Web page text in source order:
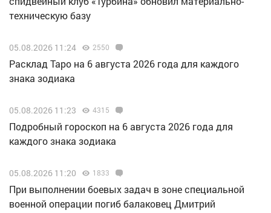
техническую базу
05.08.2026 11:24 2550
Расклад Таро на 6 августа 2026 года для каждого
знака зодиака
05.08.2026 11:23 4315
Подробный гороскоп на 6 августа 2026 года для
каждого знака зодиака
05.08.2026 11:20 1833
При выполнении боевых задач в зоне специальной
военной операции погиб балаковец Дмитрий